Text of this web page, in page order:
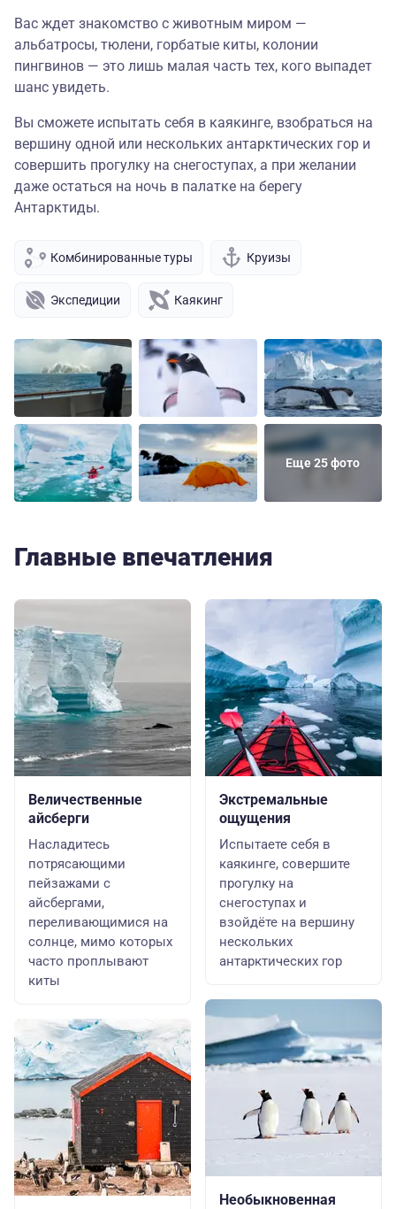
Вас ждет знакомство с животным миром —
альбатросы, тюлени, горбатые киты, колонии
пингвинов — это лишь малая часть тех, кого выпадет
шанс увидеть.
Вы сможете испытать себя в каякинге, взобраться на
вершину одной или нескольких антарктических гор и
совершить прогулку на снегоступах, а при желании
даже остаться на ночь в палатке на берегу
Антарктиды.
Комбинированные туры Круизы
Экспедиции Каякинг
Еще 25 фото
Главные впечатления
Величественные
айсберги
Насладитесь
потрясающими
пейзажами с
айсбергами,
переливающимися на
солнце, мимо которых
часто проплывают
киты
Экстремальные
ощущения
Испытаете себя в
каякинге, совершите
прогулку на
снегоступах и
взойдёте на вершину
нескольких
антарктических гор
Необыкновенная